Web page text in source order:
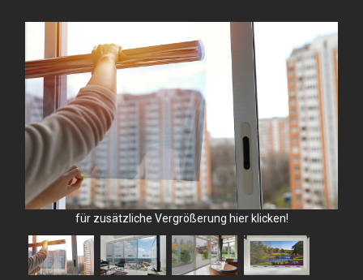
für zusätzliche Vergrößerung hier klicken!